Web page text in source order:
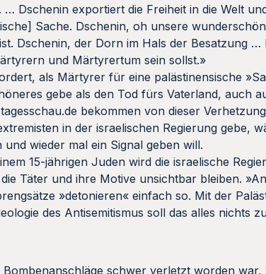
Dschenin exportiert die Freiheit in die Welt
Sache. Dschenin, oh unsere
Dschenin, der Dorn im Hals der Besatzung …
und Märtyrertum sein sollst.»
als Märtyrer für eine palästinensische
gebe als den Tod fürs Vaterland, auch
bekommen von dieser
in der israelischen Regierung gebe,
wieder mal ein Signal geben will.
15-jährigen Juden wird die israelische
Täter und ihre Motive unsichtbar bleiben.
»detonieren« einfach so. Mit der
des Antisemitismus soll das alles nichts
schwer verletzt worden war,